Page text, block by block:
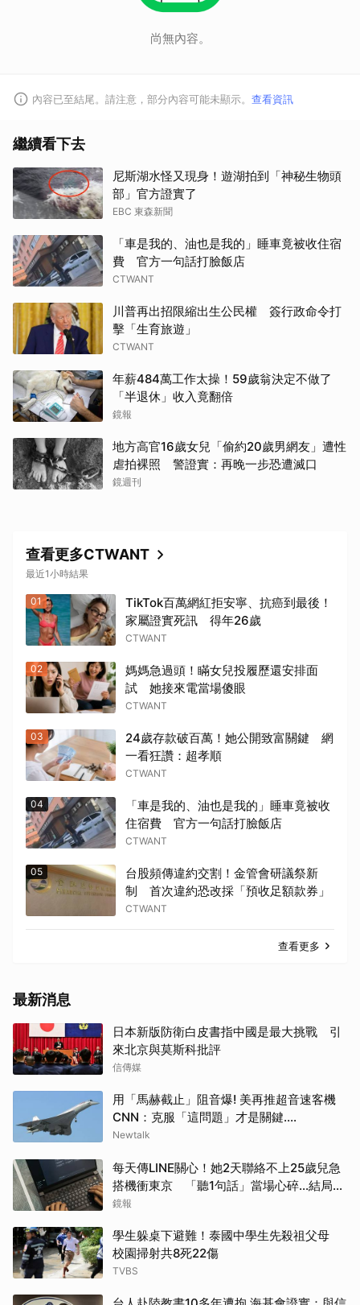
尚無內容。
內容已至結尾。請注意，部分內容可能未顯示。 查看資訊
繼續看下去
尼斯湖水怪又現身！遊湖拍到「神秘生物頭
部」官方證實了
EBC 東森新聞
「車是我的、油也是我的」睡車竟被收住宿
費 官方一句話打臉飯店
CTWANT
川普再出招限縮出生公民權 簽行政命令打
擊「生育旅遊」
CTWANT
年薪484萬工作太操！59歲翁決定不做了
「半退休」收入竟翻倍
鏡報
地方高官16歲女兒「偷約20歲男網友」遭性
虐拍裸照 警證實：再晚一步恐遭滅口
鏡週刊
查看更多CTWANT
最近1小時結果
01
TikTok百萬網紅拒安寧、抗癌到最後！
家屬證實死訊 得年26歲
CTWANT
02
媽媽急過頭！瞞女兒投履歷還安排面
試 她接來電當場傻眼
CTWANT
03
24歲存款破百萬！她公開致富關鍵 網
一看狂讚：超孝順
CTWANT
04
「車是我的、油也是我的」睡車竟被收
住宿費 官方一句話打臉飯店
CTWANT
05
台股頻傳違約交割！金管會研議祭新
制 首次違約恐改採「預收足額款券」
CTWANT
查看更多
最新消息
日本新版防衛白皮書指中國是最大挑戰 引
來北京與莫斯科批評
信傳媒
用「馬赫截止」阻音爆! 美再推超音速客機
CNN：克服「這問題」才是關鍵....
Newtalk
每天傳LINE關心！她2天聯絡不上25歲兒急
搭機衝東京 「聽1句話」當場心碎...結局看
哭網
鏡報
學生躲桌下避難！泰國中學生先殺祖父母
校園掃射共8死22傷
TVBS
取消